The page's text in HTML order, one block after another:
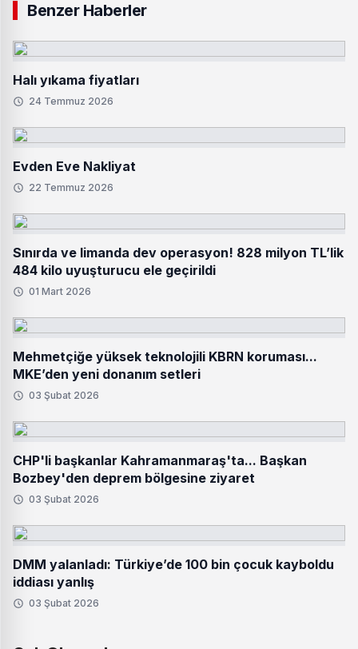
Benzer Haberler
Halı yıkama fiyatları
24 Temmuz 2026
Evden Eve Nakliyat
22 Temmuz 2026
Sınırda ve limanda dev operasyon! 828 milyon TL’lik
484 kilo uyuşturucu ele geçirildi
01 Mart 2026
Mehmetçiğe yüksek teknolojili KBRN koruması...
MKE’den yeni donanım setleri
03 Şubat 2026
CHP'li başkanlar Kahramanmaraş'ta... Başkan
Bozbey'den deprem bölgesine ziyaret
03 Şubat 2026
DMM yalanladı: Türkiye’de 100 bin çocuk kayboldu
iddiası yanlış
03 Şubat 2026